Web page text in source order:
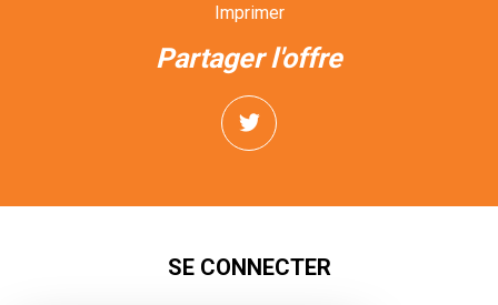
Imprimer
partager l'offre
SE CONNECTER